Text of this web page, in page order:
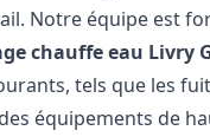
Notre équipe est
chauffe eau Livry
tels que les
équipements de